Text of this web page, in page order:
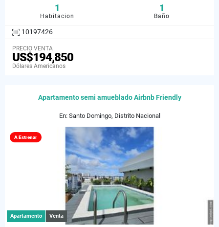
1
Habitacion
1
Baño
10197426
PRECIO VENTA
US$194,850
Dólares Americanos
Apartamento semi amueblado Airbnb Friendly
En: Santo Domingo, Distrito Nacional
A Estrenar
Apartamento Venta